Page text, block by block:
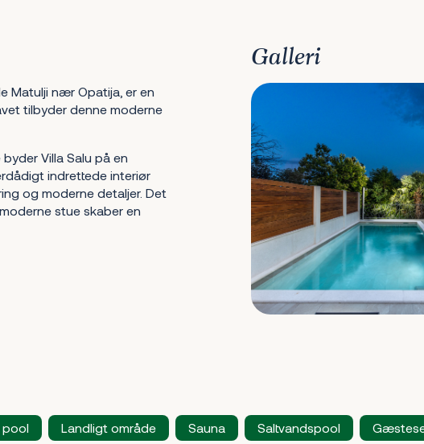
Matulji nær Opatija, er en
tilbyder denne moderne
Villa Salu på en
indrettede interiør
og moderne detaljer. Det
stue skaber en
Galleri
pool Landligt område Sauna Saltvandspool